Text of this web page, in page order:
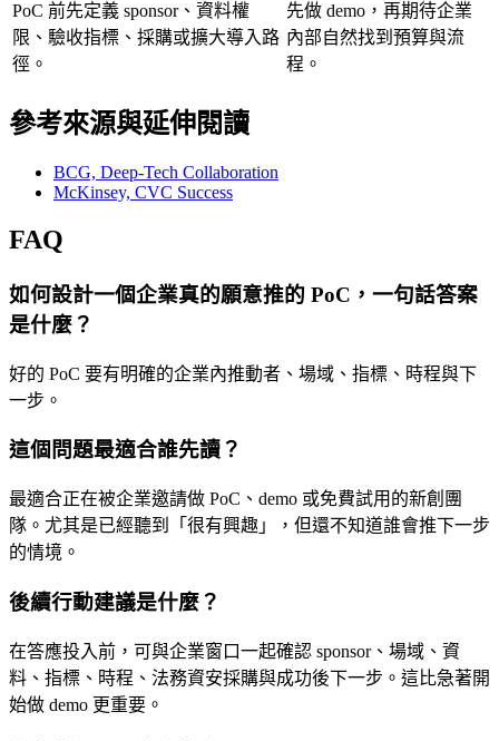
PoC 前先定義 sponsor、資料權
限、驗收指標、採購或擴大導入路
徑。
先做 demo，再期待企業
內部自然找到預算與流
程。
參考來源與延伸閱讀
BCG, Deep-Tech Collaboration
McKinsey, CVC Success
FAQ
如何設計一個企業真的願意推的 PoC，一句話答案
是什麼？
好的 PoC 要有明確的企業內推動者、場域、指標、時程與下
一步。
這個問題最適合誰先讀？
最適合正在被企業邀請做 PoC、demo 或免費試用的新創團
隊。尤其是已經聽到「很有興趣」，但還不知道誰會推下一步
的情境。
後續行動建議是什麼？
在答應投入前，可與企業窗口一起確認 sponsor、場域、資
料、指標、時程、法務資安採購與成功後下一步。這比急著開
始做 demo 更重要。